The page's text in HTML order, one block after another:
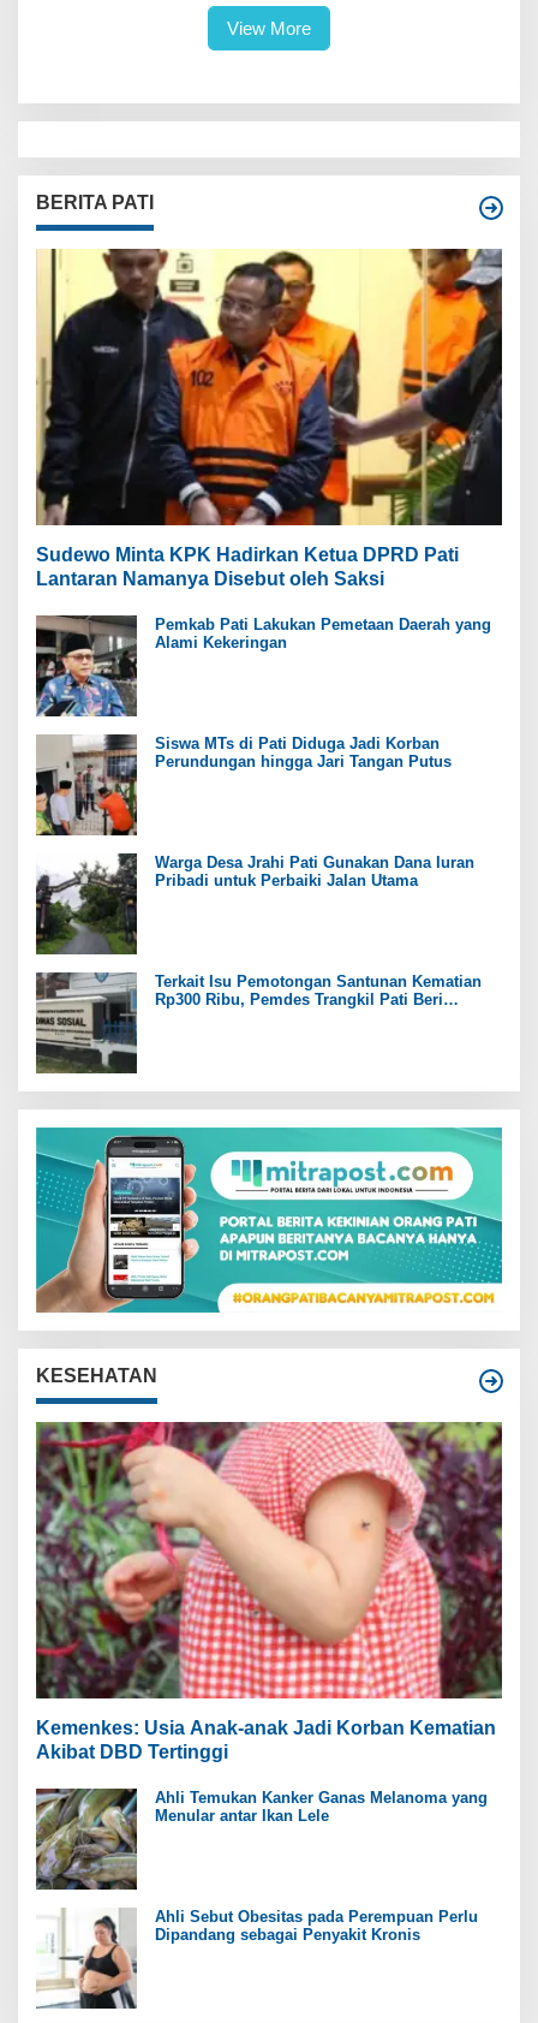
View More
BERITA PATI
Sudewo Minta KPK Hadirkan Ketua DPRD Pati
Lantaran Namanya Disebut oleh Saksi
Pemkab Pati Lakukan Pemetaan Daerah yang
Alami Kekeringan
Siswa MTs di Pati Diduga Jadi Korban
Perundungan hingga Jari Tangan Putus
Warga Desa Jrahi Pati Gunakan Dana Iuran
Pribadi untuk Perbaiki Jalan Utama
Terkait Isu Pemotongan Santunan Kematian
Rp300 Ribu, Pemdes Trangkil Pati Beri
KESEHATAN
Kemenkes: Usia Anak-anak Jadi Korban Kematian
Akibat DBD Tertinggi
Ahli Temukan Kanker Ganas Melanoma yang
Menular antar Ikan Lele
Ahli Sebut Obesitas pada Perempuan Perlu
Dipandang sebagai Penyakit Kronis